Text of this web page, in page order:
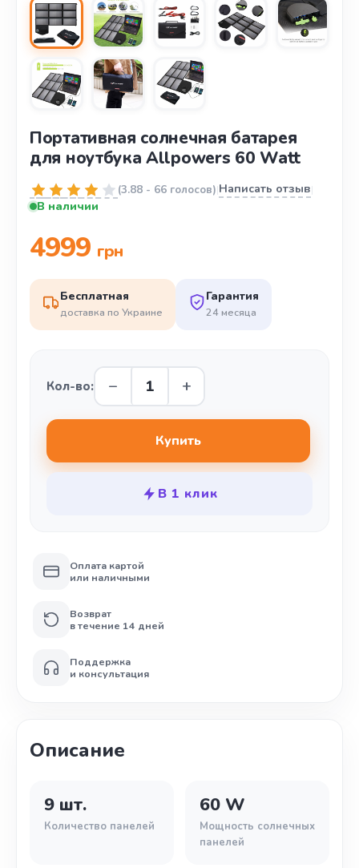
Портативная солнечная батарея
для ноутбука Allpowers 60 Watt
(3.88 - 66 голосов)|Написать отзыв|
В наличии
4999 грн
Бесплатная
доставка по Украине
Гарантия
24 месяца
Кол-во:
В 1 клик
Оплата картой
или наличными
Возврат
в течение 14 дней
Поддержка
и консультация
Описание
9 шт.
Количество панелей
60 W
Мощность солнечных
панелей